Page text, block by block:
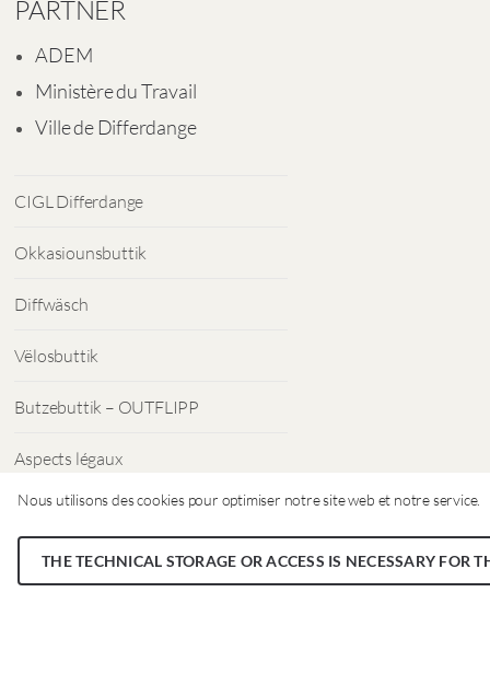
Nous utilisons des cookies pour optimiser notre site web et notre service.
THE TECHNICAL STORAGE OR ACCESS IS NECESSARY FOR
PARTNER
ADEM
Ministère du Travail
Ville de Differdange
CIGL Differdange
Okkasiounsbuttik
Diffwäsch
Vëlosbuttik
Butzebuttik – OUTFLIPP
Aspects légaux
Protection des données